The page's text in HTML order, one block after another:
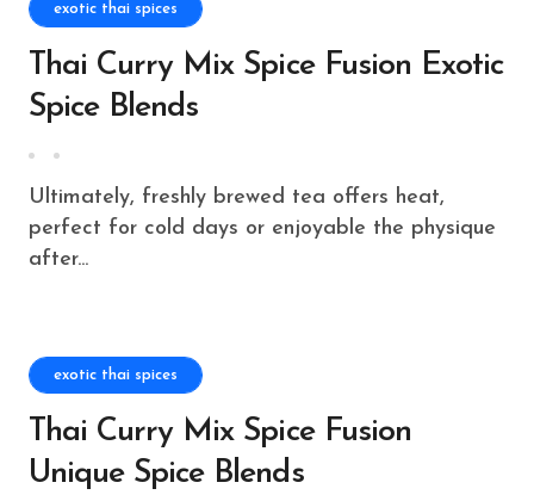
exotic thai spices
Thai Curry Mix Spice Fusion Exotic
Spice Blends
Ultimately, freshly brewed tea offers heat,
perfect for cold days or enjoyable the physique
after...
exotic thai spices
Thai Curry Mix Spice Fusion
Unique Spice Blends